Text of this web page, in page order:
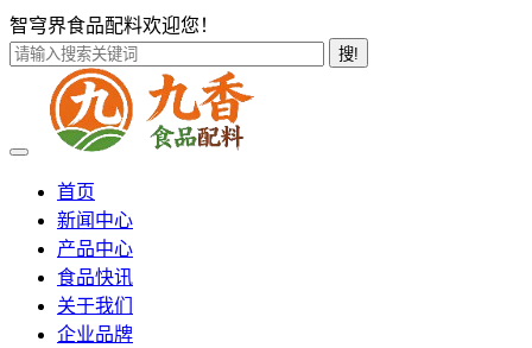
智穹界食品配料欢迎您！
搜!
首页
新闻中心
产品中心
食品快讯
关于我们
企业品牌